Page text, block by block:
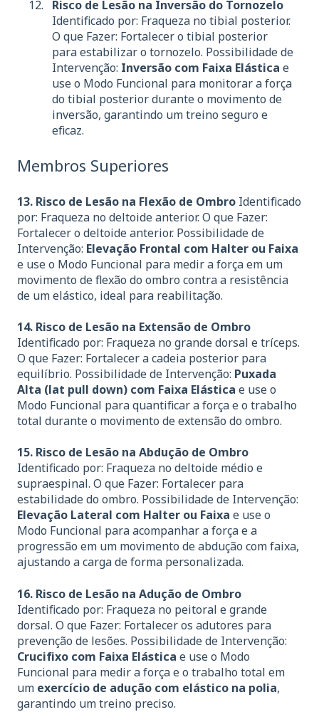
Risco de Lesão na Inversão do Tornozelo
Identificado por: Fraqueza no tibial posterior.
O que Fazer: Fortalecer o tibial posterior
para estabilizar o tornozelo. Possibilidade de
Intervenção: Inversão com Faixa Elástica e
use o Modo Funcional para monitorar a força
do tibial posterior durante o movimento de
inversão, garantindo um treino seguro e
eficaz.
Membros Superiores
13. Risco de Lesão na Flexão de Ombro Identificado
por: Fraqueza no deltoide anterior. O que Fazer:
Fortalecer o deltoide anterior. Possibilidade de
Intervenção: Elevação Frontal com Halter ou Faixa
e use o Modo Funcional para medir a força em um
movimento de flexão do ombro contra a resistência
de um elástico, ideal para reabilitação.
14. Risco de Lesão na Extensão de Ombro
Identificado por: Fraqueza no grande dorsal e tríceps.
O que Fazer: Fortalecer a cadeia posterior para
equilíbrio. Possibilidade de Intervenção: Puxada
Alta (lat pull down) com Faixa Elástica e use o
Modo Funcional para quantificar a força e o trabalho
total durante o movimento de extensão do ombro.
15. Risco de Lesão na Abdução de Ombro
Identificado por: Fraqueza no deltoide médio e
supraespinal. O que Fazer: Fortalecer para
estabilidade do ombro. Possibilidade de Intervenção:
Elevação Lateral com Halter ou Faixa e use o
Modo Funcional para acompanhar a força e a
progressão em um movimento de abdução com faixa,
ajustando a carga de forma personalizada.
16. Risco de Lesão na Adução de Ombro
Identificado por: Fraqueza no peitoral e grande
dorsal. O que Fazer: Fortalecer os adutores para
prevenção de lesões. Possibilidade de Intervenção:
Crucifixo com Faixa Elástica e use o Modo
Funcional para medir a força e o trabalho total em
um exercício de adução com elástico na polia,
garantindo um treino preciso.